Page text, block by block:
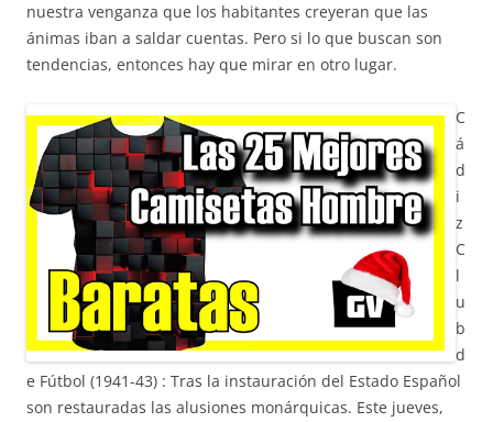
nuestra venganza que los habitantes creyeran que las
ánimas iban a saldar cuentas. Pero si lo que buscan son
tendencias, entonces hay que mirar en otro lugar.
C
á
d
i
z
C
l
u
b
d
e Fútbol (1941-43) : Tras la instauración del Estado Español
son restauradas las alusiones monárquicas. Este jueves,